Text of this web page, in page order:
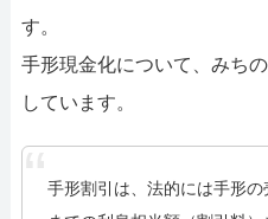
す。
手形現金化について、みち
しています。
手形割引は、法的には手形